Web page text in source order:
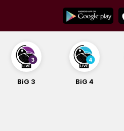
content
BiG 3 BiG 4